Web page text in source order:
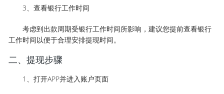
3、查看银行工作时间
考虑到出款周期受银行工作时间所影响，建议您提前查看银行
工作时间以便于合理安排提现时间。
二、提现步骤
1、打开APP并进入账户页面